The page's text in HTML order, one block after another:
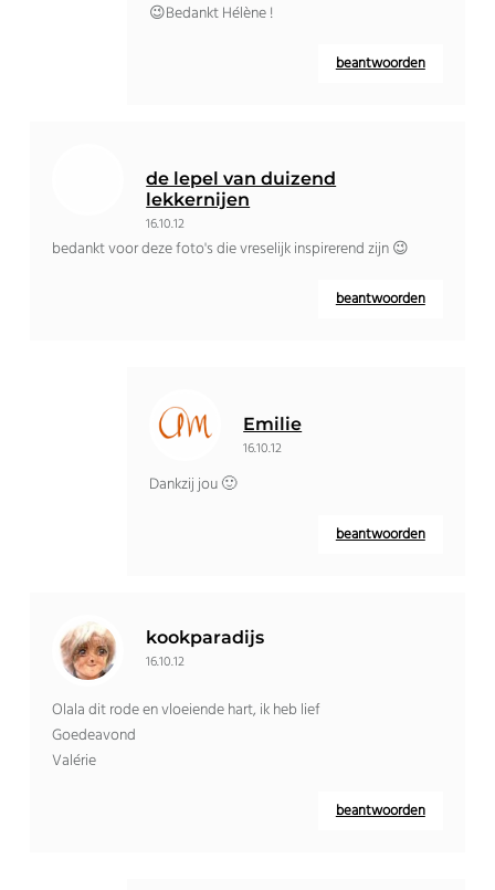
😉Bedankt Hélène !
beantwoorden
de lepel van duizend
lekkernijen
16.10.12
bedankt voor deze foto's die vreselijk inspirerend zijn 😉
beantwoorden
Emilie
16.10.12
Dankzij jou 🙂
beantwoorden
kookparadijs
16.10.12
Olala dit rode en vloeiende hart, ik heb lief
Goedeavond
Valérie
beantwoorden